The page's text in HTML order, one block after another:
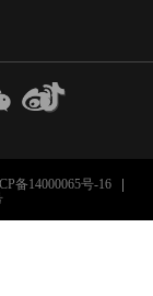
备14000065号-16